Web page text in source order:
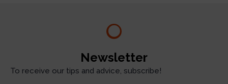
Newsletter
To receive our tips and advice, subscribe!